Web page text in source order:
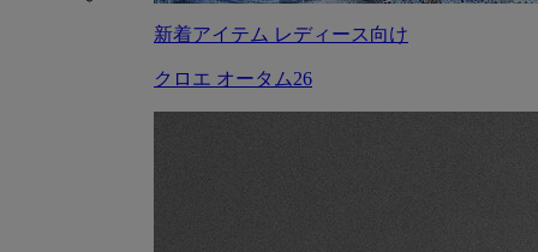
新着アイテム レディース向け
クロエ オータム26